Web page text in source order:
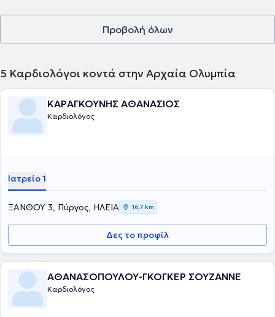
Προβολή όλων
5 Καρδιολόγοι κοντά στην Αρχαία Ολυμπία
ΚΑΡΑΓΚΟΥΝΗΣ ΑΘΑΝΑΣΙΟΣ
Καρδιολόγος
Ιατρείο 1
ΞΑΝΘΟΥ 3, Πύργος, ΗΛΕΙΑ 16,7 km
Δες το προφίλ
ΑΘΑΝΑΣΟΠΟΥΛΟΥ-ΓΚΟΓΚΕΡ ΣΟΥΖΑΝΝΕ
Καρδιολόγος